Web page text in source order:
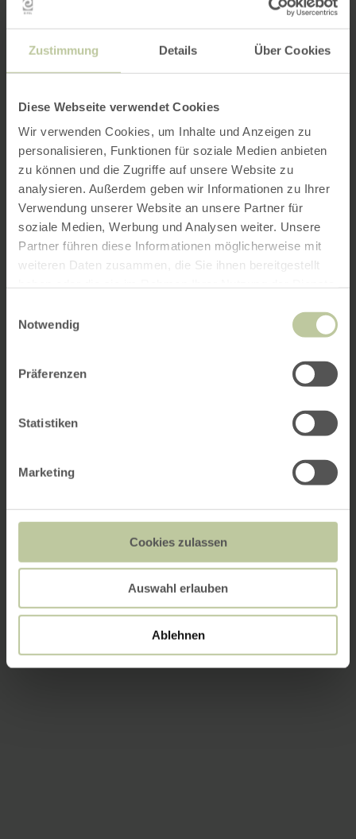
Zustimmung Details Über Cookies
Diese Webseite verwendet Cookies
Wir verwenden Cookies, um Inhalte und Anzeigen zu
personalisieren, Funktionen für soziale Medien anbieten
zu können und die Zugriffe auf unsere Website zu
analysieren. Außerdem geben wir Informationen zu Ihrer
Verwendung unserer Website an unsere Partner für
soziale Medien, Werbung und Analysen weiter. Unsere
Partner führen diese Informationen möglicherweise mit
weiteren Daten zusammen, die Sie ihnen bereitgestellt
Notwendig
Präferenzen
Statistiken
Marketing
Cookies zulassen
Auswahl erlauben
Ablehnen